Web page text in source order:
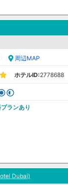
周辺MAP
ホテルID:2778688
ランあり
Dubai)